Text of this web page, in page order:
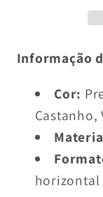
Grande
–
Nova
Mala
Feminina
Lona
Informação
Cor:
Castanho,
horizontal